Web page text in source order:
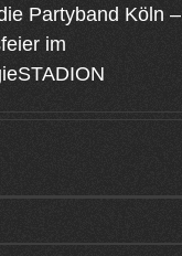
Partyband Köln –
im